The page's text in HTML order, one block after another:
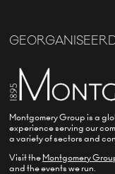
Montgomery Group is a
experience serving our
a variety of sectors and
Visit the Montgomery
and the events we run.